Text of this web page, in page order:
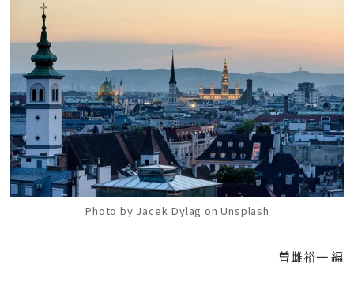
Photo by Jacek Dylag on Unsplash
曽雌裕一 編